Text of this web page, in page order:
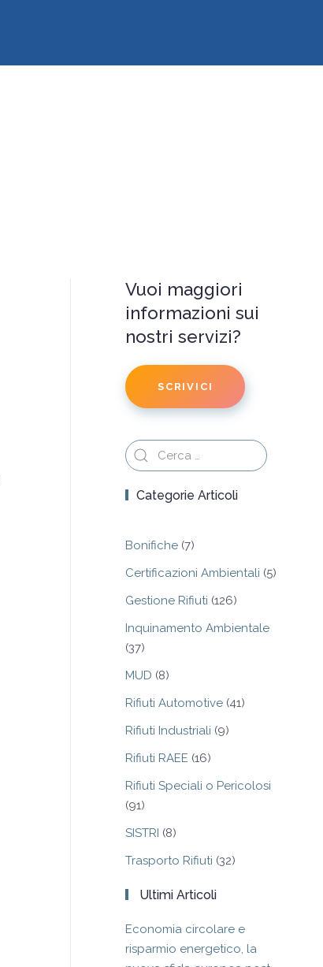
Vuoi maggiori
informazioni sui
nostri servizi?
SCRIVICI
Categorie Articoli
Bonifiche (7)
Certificazioni Ambientali (5)
Gestione Rifiuti (126)
Inquinamento Ambientale
(37)
MUD (8)
Rifiuti Automotive (41)
Rifiuti Industriali (9)
Rifiuti RAEE (16)
Rifiuti Speciali o Pericolosi
(91)
SISTRI (8)
Trasporto Rifiuti (32)
Ultimi Articoli
Economia circolare e
risparmio energetico, la